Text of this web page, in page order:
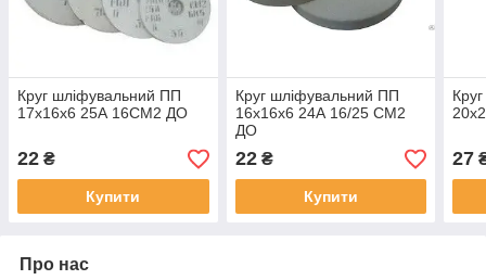
Круг шліфувальний ПП
17х16х6 25А 16СМ2 ДО
22 ₴
Купити
Круг шліфувальний ПП
16х16х6 24А 16/25 СМ2
ДО
22₴
Купити
27
Про нас